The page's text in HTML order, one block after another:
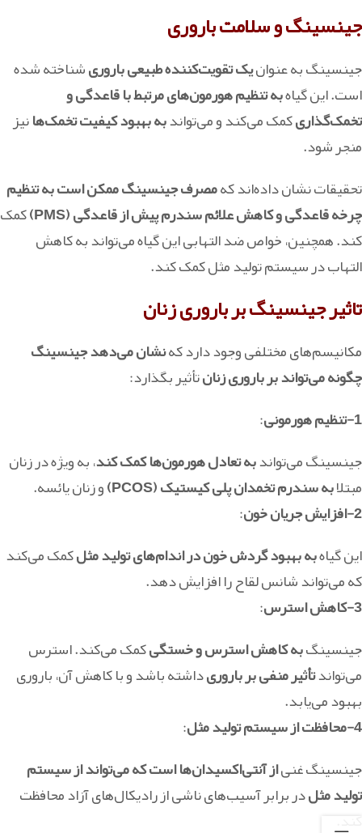
جینسینگ و سلامت باروری
جینسینگ به عنوانیک تقویت‌کننده طبیعی باروریشناخته شده
است. این گیاهبه تنظیم هورمون‌های مرتبط با قاعدگی و
تخمک‌گذاریکمک می‌کند و می‌تواندبه بهبود کیفیت تخمک‌هانیز
منجر شود.
تحقیقات نشان داده‌اند کهمصرف جینسینگ ممکن است به تنظیم
چرخه قاعدگی و کاهش علائم سندرم پیش از قاعدگی (PMS)
کمک
کند. همچنین، خواص ضد التهابی این گیاه می‌تواند به کاهش
التهاب در سیستم تولید مثل کمک کند.
تاثیر جینسینگ بر باروری زنان
مکانیسم‌های مختلفی وجود دارد کهنشان می‌دهد جینسینگ
چگونه می‌تواند بر باروری زنانتأثیر بگذارد:
1-تنظیم هورمونی
:
جینسینگ می‌تواندبه تعادل هورمون‌ها کمک کند، به ویژه در زنان
مبتلابه سندرم تخمدان پلی کیستیک (PCOS)
و زنان یائسه.
2-افزایش جریان خون
:
این گیاهبه بهبود گردش خون در اندام‌های تولید مثلکمک می‌کند
که می‌تواند شانس لقاح را افزایش دهد.
3-کاهش استرس
:
جینسینگبه کاهش استرس و خستگیکمک می‌کند. استرس
می‌تواندتأثیر منفی بر باروریداشته باشد و با کاهش آن، باروری
بهبود می‌یابد.
4-محافظت از سیستم تولید مثل
:
جینسینگ غنیاز آنتی‌اکسیدان‌ها است که می‌تواند از سیستم
تولید مثلدر برابر آسیب‌های ناشی از رادیکال‌های آزاد محافظت